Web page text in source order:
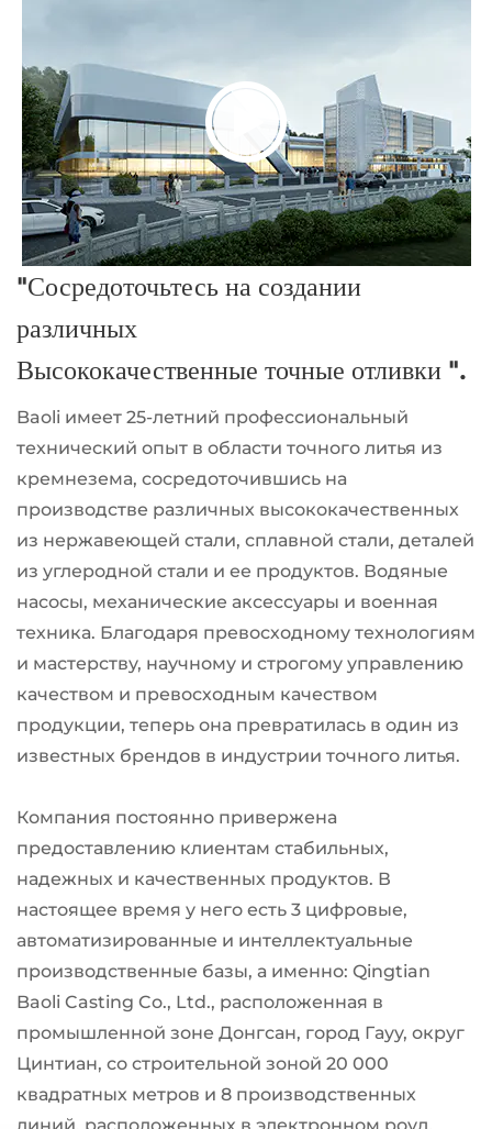
"Сосредоточьтесь на создании
различных
Высококачественные точные отливки ".
Baoli имеет 25-летний профессиональный
технический опыт в области точного литья из
кремнезема, сосредоточившись на
производстве различных высококачественных
из нержавеющей стали, сплавной стали, деталей
из углеродной стали и ее продуктов. Водяные
насосы, механические аксессуары и военная
техника. Благодаря превосходному технологиям
и мастерству, научному и строгому управлению
качеством и превосходным качеством
продукции, теперь она превратилась в один из
известных брендов в индустрии точного литья.
Компания постоянно привержена
предоставлению клиентам стабильных,
надежных и качественных продуктов. В
настоящее время у него есть 3 цифровые,
автоматизированные и интеллектуальные
производственные базы, а именно: Qingtian
Baoli Casting Co., Ltd., расположенная в
промышленной зоне Донгсан, город Гауу, округ
Цинтиан, со строительной зоной 20 000
квадратных метров и 8 производственных
линий, расположенных в электронном роуд,